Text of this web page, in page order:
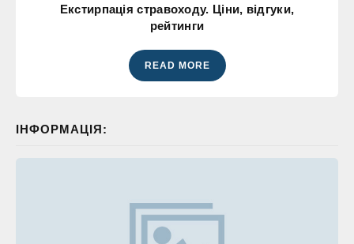
Екстирпація стравоходу. Ціни, відгуки,
рейтинги
READ MORE
ІНФОРМАЦІЯ: